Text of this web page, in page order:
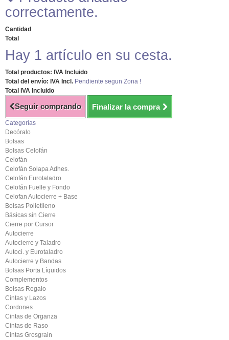
correctamente.
Cantidad
Total
Hay 1 artículo en su cesta.
Total productos: IVA Incluido
Total del envío: IVA Incl. Pendiente segun Zona !
Total IVA Incluido
Seguir comprando Finalizar la compra
Categorías
Decóralo
Bolsas
Bolsas Celofán
Celofán
Celofán Solapa Adhes.
Celofán Eurotaladro
Celofán Fuelle y Fondo
Celofan Autocierre + Base
Bolsas Polietileno
Básicas sin Cierre
Cierre por Cursor
Autocierre
Autocierre y Taladro
Autoci. y Eurotaladro
Autocierre y Bandas
Bolsas Porta Líquidos
Complementos
Bolsas Regalo
Cintas y Lazos
Cordones
Cintas de Organza
Cintas de Raso
Cintas Grosgrain